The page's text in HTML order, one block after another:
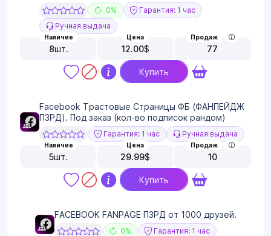
0%
Гарантия: 1 час
Ручная выдача
Наличие
8шт.
Цена
12.00$
Продаж
77
Купить
Facebook Трастовые Страницы ФБ (ФАНПЕЙДЖ
ПЗРД). Под заказ (кол-во подписок рандом)
Гарантия: 1 час Ручная выдача
Наличие
5шт.
Цена
29.99$
Продаж
10
Купить
FACEBOOK FANPAGE ПЗРД от 1000 друзей.
0% Гарантия: 1 час